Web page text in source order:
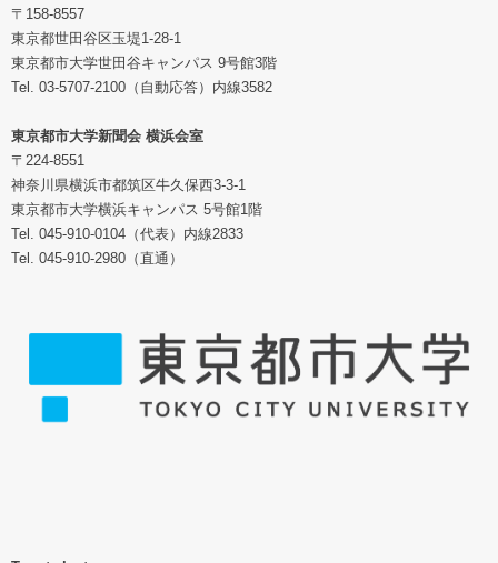
〒158-8557
東京都世田谷区玉堤1-28-1
東京都市大学世田谷キャンパス 9号館3階
Tel. 03-5707-2100（自動応答）内線3582
東京都市大学新聞会 横浜会室
〒224-8551
神奈川県横浜市都筑区牛久保西3-3-1
東京都市大学横浜キャンパス 5号館1階
Tel. 045-910-0104（代表）内線2833
Tel. 045-910-2980（直通）